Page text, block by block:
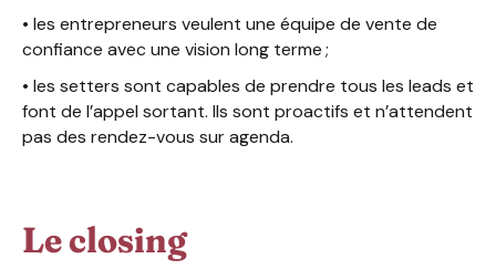
• les entrepreneurs veulent une équipe de vente de
confiance avec une vision long terme ;
• les setters sont capables de prendre tous les leads et
font de l’appel sortant. Ils sont proactifs et n’attendent
pas des rendez-vous sur agenda.
Le closing